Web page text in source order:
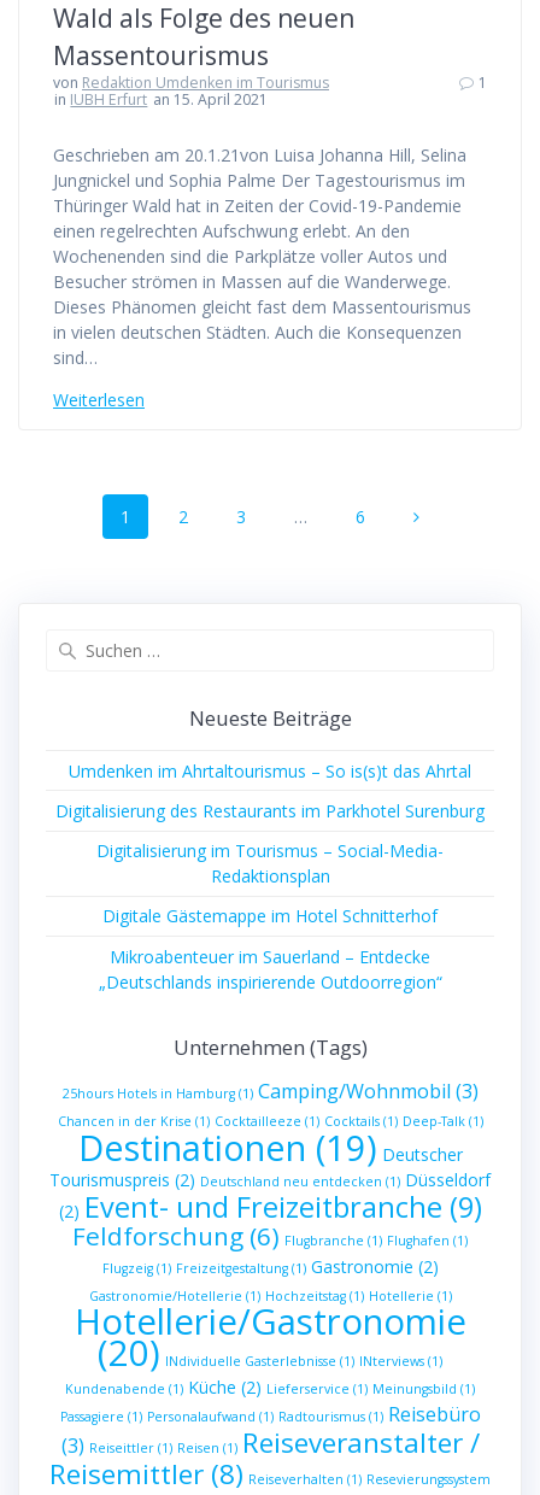
Wald als Folge des neuen
Massentourismus
von Redaktion Umdenken im Tourismus
in IUBH Erfurt an 15. April 2021
1
Geschrieben am 20.1.21von Luisa Johanna Hill, Selina
Jungnickel und Sophia Palme Der Tagestourismus im
Thüringer Wald hat in Zeiten der Covid-19-Pandemie
einen regelrechten Aufschwung erlebt. An den
Wochenenden sind die Parkplätze voller Autos und
Besucher strömen in Massen auf die Wanderwege.
Dieses Phänomen gleicht fast dem Massentourismus
in vielen deutschen Städten. Auch die Konsequenzen
sind…
Weiterlesen
Beitragsnavigation
Seite
1 Seite
2 Seite
3 … Seite
6
Neueste Beiträge
Umdenken im Ahrtaltourismus – So is(s)t das Ahrtal
Digitalisierung des Restaurants im Parkhotel Surenburg
Digitalisierung im Tourismus – Social-Media-
Redaktionsplan
Digitale Gästemappe im Hotel Schnitterhof
Mikroabenteuer im Sauerland – Entdecke
„Deutschlands inspirierende Outdoorregion“
Unternehmen (Tags)
25hours Hotels in Hamburg(1) Camping/Wohnmobil(3)
Chancen in der Krise (1) Cocktailleeze (1) Cocktails(1) Deep-Talk(1)
Destinationen (19) Deutscher
Tourismuspreis (2) Deutschland neu entdecken (1) Düsseldorf
(2) Event- und Freizeitbranche (9)
Feldforschung (6) Flugbranche (1) Flughafen (1)
Flugzeig(1) Freizeitgestaltung(1) Gastronomie (2)
Gastronomie/Hotellerie (1) Hochzeitstag(1) Hotellerie (1)
Hotellerie/Gastronomie
(20) INdividuelle Gasterlebnisse (1) INterviews (1)
Kundenabende (1) Küche (2) Lieferservice (1) Meinungsbild (1)
Passagiere (1) Personalaufwand (1) Radtourismus(1) Reisebüro
(3) Reiseittler(1) Reisen (1) Reiseveranstalter /
Reisemittler (8) Reiseverhalten (1) Resevierungssystem